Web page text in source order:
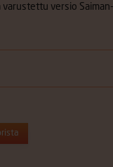
varustettu versio